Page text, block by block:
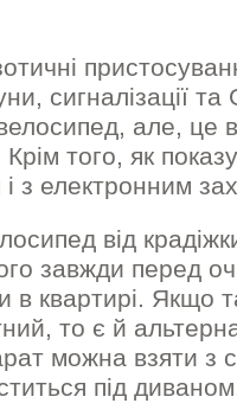
сигналізації
але, це
того, як
з електронним
від
завжди перед
в квартирі. Якщо
то є й
можна взяти з
під